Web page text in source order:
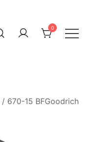
0
/ 670-15 BFGoodrich